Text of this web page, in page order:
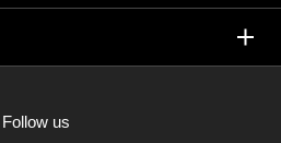
Follow us